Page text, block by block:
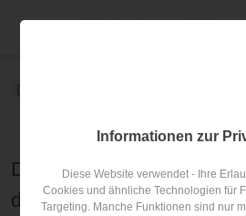
Die EU Ecolabel
dabei!
Informationen zur
Diese Website verwendet - Ihre
Cookies und ähnliche Technologien für
Targeting. Manche Funktionen sind nur